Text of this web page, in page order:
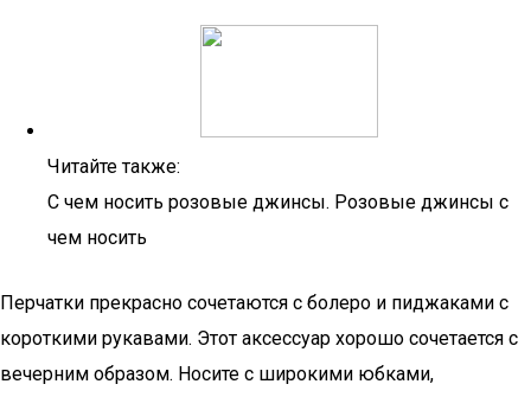
Читайте также:
С чем носить розовые джинсы. Розовые джинсы с
чем носить
Перчатки прекрасно сочетаются с болеро и пиджаками с
короткими рукавами. Этот аксессуар хорошо сочетается с
вечерним образом. Носите с широкими юбками,